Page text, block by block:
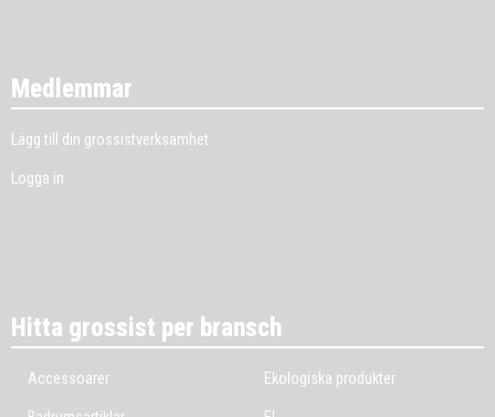
Medlemmar
Lägg till din grossistverksamhet
Logga in
Hitta grossist per bransch
Accessoarer Ekologiska produkter